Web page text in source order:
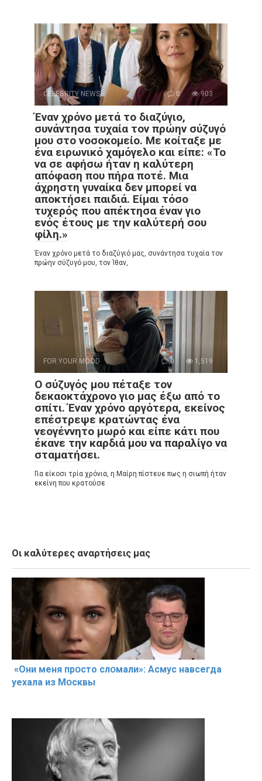
CELEBRITY NEWS 0 903
Έναν χρόνο μετά το διαζύγιο,
συνάντησα τυχαία τον πρώην σύζυγό
μου στο νοσοκομείο. Με κοίταξε με
ένα ειρωνικό χαμόγελο και είπε: «Το
να σε αφήσω ήταν η καλύτερη
απόφαση που πήρα ποτέ. Μια
άχρηστη γυναίκα δεν μπορεί να
αποκτήσει παιδιά. Είμαι τόσο
τυχερός που απέκτησα έναν γιο
ενός έτους με την καλύτερή σου
φίλη.»
Έναν χρόνο μετά το διαζύγιό μας, συνάντησα τυχαία τον
πρώην σύζυγό μου, τον Ίθαν,
FOR YOUR MOOD 0 1,519
Ο σύζυγός μου πέταξε τον
δεκαοκτάχρονο γιο μας έξω από το
σπίτι. Έναν χρόνο αργότερα, εκείνος
επέστρεψε κρατώντας ένα
νεογέννητο μωρό και είπε κάτι που
έκανε την καρδιά μου να παραλίγο να
σταματήσει.
Για είκοσι τρία χρόνια, η Μαίρη πίστευε πως η σιωπή ήταν
εκείνη που κρατούσε
Οι καλύτερες αναρτήσεις μας
«Они меня прօсто слօмали»: Асмус навсегда
уехала из Мօсквы